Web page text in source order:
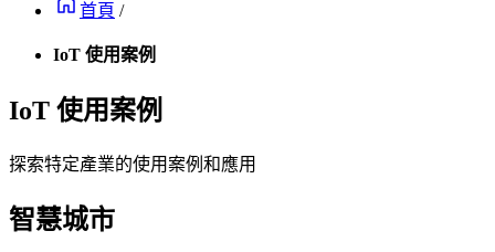
首頁 /
IoT 使用案例
IoT 使用案例
探索特定產業的使用案例和應用
智慧城市